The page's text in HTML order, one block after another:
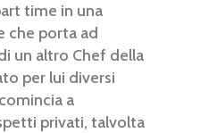
time in una
che porta ad
un altro Chef della
per lui diversi
a
privati, talvolta